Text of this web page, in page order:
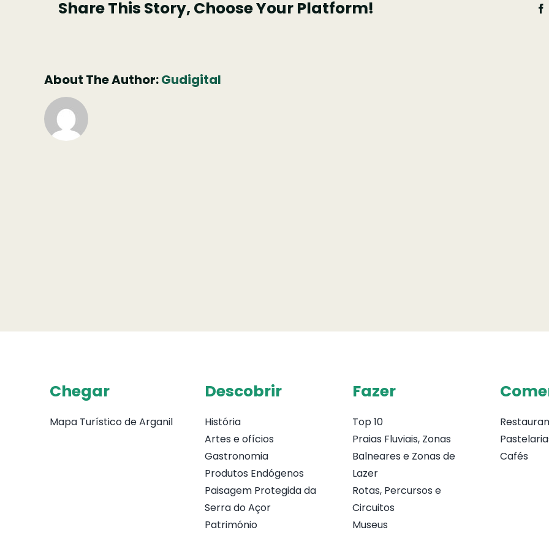
Share This Story, Choose Your Platform!
About The Author:Gudigital
Chegar
Mapa Turístico de Arganil
Descobrir
História
Artes e ofícios
Gastronomia
Produtos Endógenos
Paisagem Protegida da
Serra do Açor
Património
Fazer
Top 10
Praias Fluviais, Zonas
Balneares e Zonas de
Lazer
Rotas, Percursos e
Circuitos
Museus
Cafés